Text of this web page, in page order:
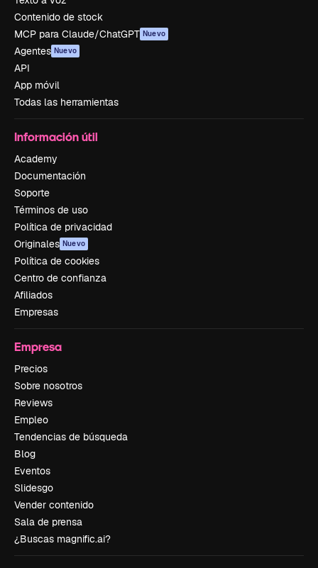
Contenido de stock
MCP para Claude/ChatGPT Nuevo
Agentes Nuevo
API
App móvil
Todas las herramientas
Información útil
Academy
Documentación
Soporte
Términos de uso
Política de privacidad
Originales Nuevo
Política de cookies
Centro de confianza
Afiliados
Empresas
Empresa
Precios
Sobre nosotros
Reviews
Empleo
Tendencias de búsqueda
Blog
Eventos
Slidesgo
Vender contenido
Sala de prensa
¿Buscas magnific.ai?